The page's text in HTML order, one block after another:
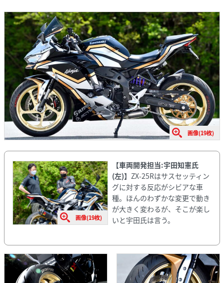
画像(19枚)
画像(19枚)
【車両開発担当:宇田知憲氏
(左)】 ZX-25Rはサスセッティン
グに対する反応がシビアな車
種。ほんのわずかな変更で動き
が大きく変わるが、そこが楽し
いと宇田氏は言う。